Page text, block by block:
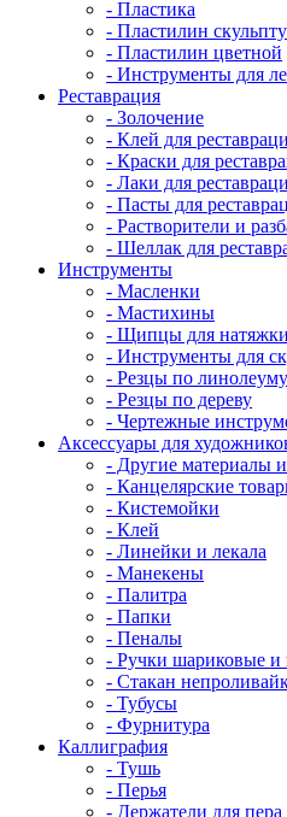
- Пластика
- Пластилин
- Пластилин цветной
- Инструменты для
Реставрация
- Золочение
- Клей для
- Краски для
- Лаки для
- Пасты для
- Растворители и
- Шеллак для
Инструменты
- Масленки
- Мастихины
- Щипцы для натяжки
- Инструменты для
- Резцы по линолеуму
- Резцы по дереву
- Чертежные
Аксессуары для
- Другие материалы
- Канцелярские
- Кистемойки
- Клей
- Линейки и лекала
- Манекены
- Палитра
- Папки
- Пеналы
- Ручки шариковые и
- Стакан
- Тубусы
- Фурнитура
Каллиграфия
- Тушь
- Перья
- Держатели для пера